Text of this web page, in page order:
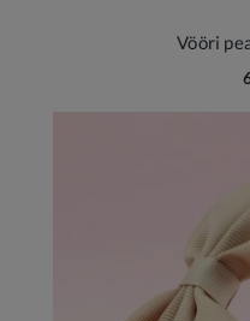
Vööri